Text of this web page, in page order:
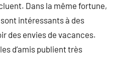
Dans la même fortune,
intéressants à des
des envies de vacances.
d’amis publient très